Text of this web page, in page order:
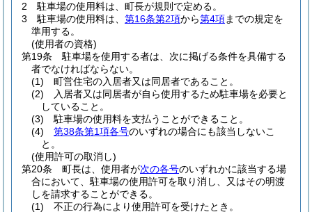
2
駐車場の使用料は、町長が規則で定める。
3
駐車場の使用料は、 第16条第2項から第4項までの規定を
準用する。
(使用者の資格)
第19条
駐車場を使用する者は、次に掲げる条件を具備する
者でなければならない。
(1)
町営住宅の入居者又は同居者であること。
(2)
入居者又は同居者が自ら使用するため駐車場を必要と
していること。
(3)
駐車場の使用料を支払うことができること。
(4)
第38条第1項各号のいずれの場合にも該当しないこ
と。
(使用許可の取消し)
第20条
町長は、使用者が次の各号のいずれかに該当する場
合において、駐車場の使用許可を取り消し、又はその明渡
しを請求することができる。
(1)
不正の行為により使用許可を受けたとき。